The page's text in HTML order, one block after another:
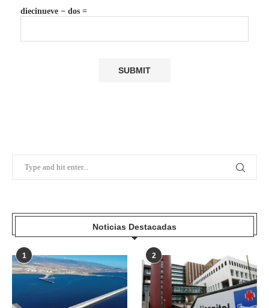
diecinueve − dos =
Noticias Destacadas
1 2